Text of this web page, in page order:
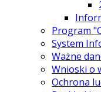
Program
System
Ważne
Wnioski o
Ochrona